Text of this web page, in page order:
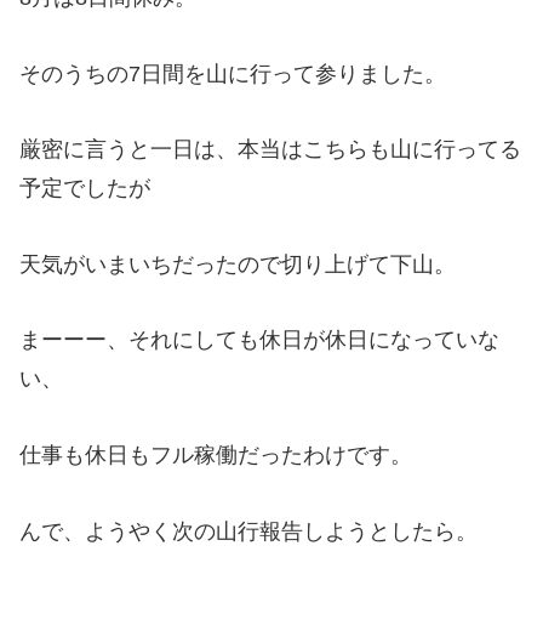
そのうちの7日間を山に行って参りました。
厳密に言うと一日は、本当はこちらも山に行ってる
予定でしたが
天気がいまいちだったので切り上げて下山。
まーーー、それにしても休日が休日になっていな
い、
仕事も休日もフル稼働だったわけです。
んで、ようやく次の山行報告しようとしたら。